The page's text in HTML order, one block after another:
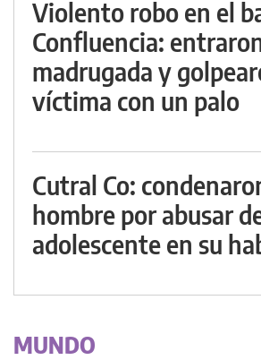
Violento robo en el
Confluencia:
madrugada y
víctima con un palo
Cutral Co:
hombre por abusar
adolescente en su
MUNDO